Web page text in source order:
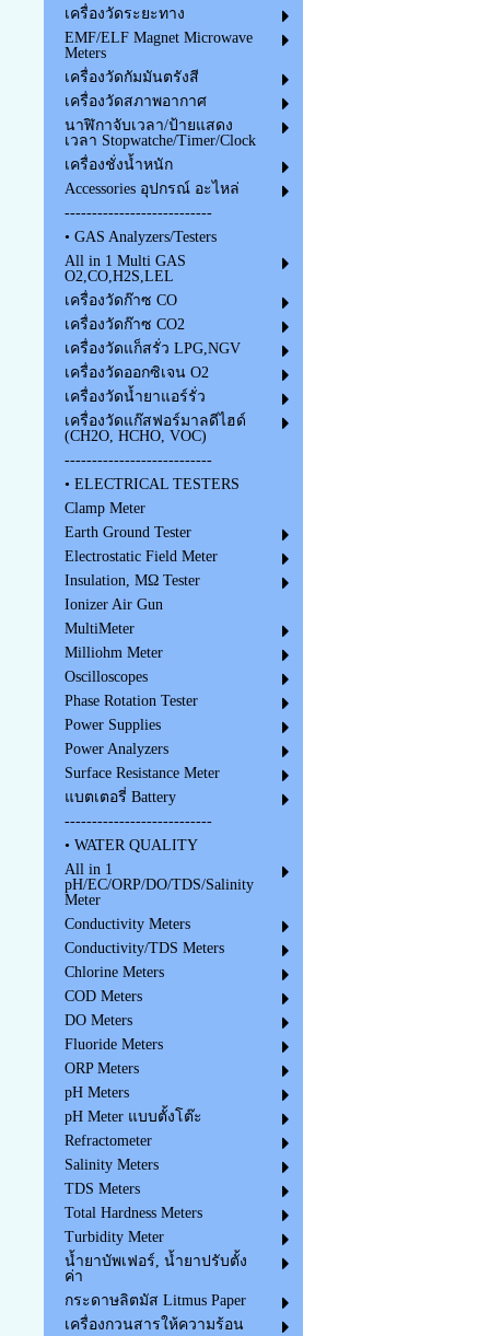
เครื่องวัดระยะทาง
EMF/ELF Magnet Microwave
Meters
เครื่องวัดกัมมันตรังสี
เครื่องวัดสภาพอากาศ
นาฬิกาจับเวลา/ป้ายแสดง
เวลา Stopwatche/Timer/Clock
เครื่องชั่งน้ำหนัก
Accessories อุปกรณ์ อะไหล่
---------------------------
• GAS Analyzers/Testers
All in 1 Multi GAS
O2,CO,H2S,LEL
เครื่องวัดก๊าซ CO
เครื่องวัดก๊าซ CO2
เครื่องวัดแก็สรั่ว LPG,NGV
เครื่องวัดออกซิเจน O2
เครื่องวัดน้ำยาแอร์รั่ว
เครื่องวัดแก๊สฟอร์มาลดีไฮด์
(CH2O, HCHO, VOC)
---------------------------
• ELECTRICAL TESTERS
Clamp Meter
Earth Ground Tester
Electrostatic Field Meter
Insulation, MΩ Tester
Ionizer Air Gun
MultiMeter
Milliohm Meter
Oscilloscopes
Phase Rotation Tester
Power Supplies
Power Analyzers
Surface Resistance Meter
แบตเตอรี่ Battery
---------------------------
• WATER QUALITY
All in 1
pH/EC/ORP/DO/TDS/Salinity
Meter
Conductivity Meters
Conductivity/TDS Meters
Chlorine Meters
COD Meters
DO Meters
Fluoride Meters
ORP Meters
pH Meters
pH Meter แบบตั้งโต๊ะ
Refractometer
Salinity Meters
TDS Meters
Total Hardness Meters
Turbidity Meter
น้ำยาบัพเฟอร์, น้ำยาปรับตั้ง
ค่า
กระดาษลิตมัส Litmus Paper
เครื่องกวนสารให้ความร้อน